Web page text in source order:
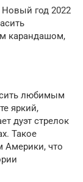
год 2022
карандашом,
любимым
яркий,
дуэт стрелок
Такое
Америки, что